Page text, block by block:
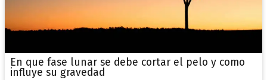
En que fase lunar se debe cortar el pelo y como
influye su gravedad